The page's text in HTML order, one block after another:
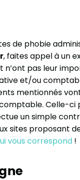
de phobie
, faites appel à un
n’ont pas leur
et/ou
mentionnés
Celle-ci
un simple
sites proposant
vous correspond !